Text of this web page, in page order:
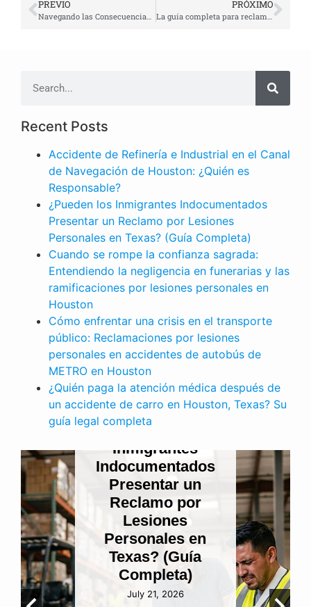
PREVIO
Navegando las Consecuencias: Una Guía Legal sobre Accidentes de Bicicleta en Texas
PRÓXIMO
La guía completa para reclamos de accidentes de camiones de 18 ruedas en Houston: Protegiendo su salud, su familia y su futuro financiero
Recent Posts
Accidente de Refinería e Industrial en el Canal
de Navegación de Houston: ¿Quién es
Responsable?
¿Pueden los Inmigrantes Indocumentados
Presentar un Reclamo por Lesiones
Personales en Texas? (Guía Completa)
Cuando se rompe la confianza sagrada:
Entendiendo la negligencia en funerarias y las
ramificaciones por lesiones personales en
Houston
Cómo enfrentar una crisis en el transporte
público: Reclamaciones por lesiones
personales en accidentes de autobús de
METRO en Houston
¿Quién paga la atención médica después de
un accidente de carro en Houston, Texas? Su
guía legal completa
LESIONES PERSONALES
Cuando se rompe
la confianza
sagrada:
Entendiendo la
negligencia en
funerarias y las
ramificaciones
por lesiones
personales en
Houston
July 15, 2026